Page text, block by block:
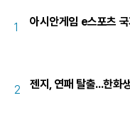
1 아시안게임 e스포츠
2 젠지, 연패 탈출...한화